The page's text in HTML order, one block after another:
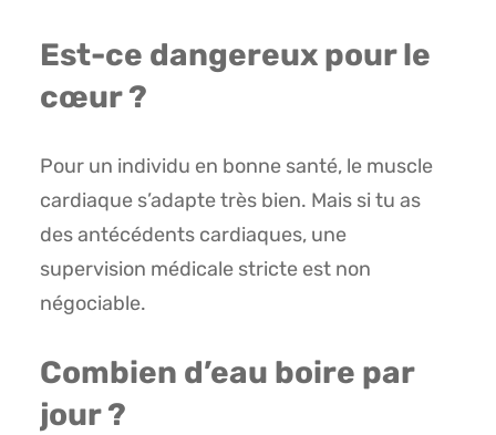
Est-ce dangereux pour le
cœur ?
Pour un individu en bonne santé, le muscle
cardiaque s’adapte très bien. Mais si tu as
des antécédents cardiaques, une
supervision médicale stricte est non
négociable.
Combien d’eau boire par
jour ?